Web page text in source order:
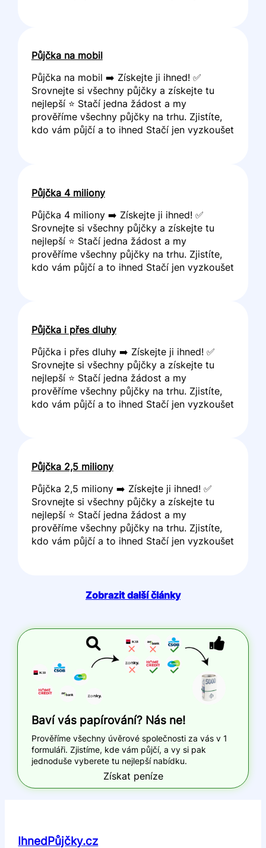
Půjčka na mobil
Půjčka na mobil ➡️ Získejte ji ihned! ✅
Srovnejte si všechny půjčky a získejte tu
nejlepší ⭐ Stačí jedna žádost a my
prověříme všechny půjčky na trhu. Zjistíte,
kdo vám půjčí a to ihned Stačí jen vyzkoušet
Půjčka 4 miliony
Půjčka 4 miliony ➡️ Získejte ji ihned! ✅
Srovnejte si všechny půjčky a získejte tu
nejlepší ⭐ Stačí jedna žádost a my
prověříme všechny půjčky na trhu. Zjistíte,
kdo vám půjčí a to ihned Stačí jen vyzkoušet
Půjčka i přes dluhy
Půjčka i přes dluhy ➡️ Získejte ji ihned! ✅
Srovnejte si všechny půjčky a získejte tu
nejlepší ⭐ Stačí jedna žádost a my
prověříme všechny půjčky na trhu. Zjistíte,
kdo vám půjčí a to ihned Stačí jen vyzkoušet
Půjčka 2,5 miliony
Půjčka 2,5 miliony ➡️ Získejte ji ihned! ✅
Srovnejte si všechny půjčky a získejte tu
nejlepší ⭐ Stačí jedna žádost a my
prověříme všechny půjčky na trhu. Zjistíte,
kdo vám půjčí a to ihned Stačí jen vyzkoušet
Zobrazit další články
Baví vás papírování? Nás ne!
Prověříme všechny úvěrové společnosti za vás v 1
formuláři. Zjistíme, kde vám půjčí, a vy si pak
jednoduše vyberete tu nejlepší nabídku.
Získat peníze
IhnedPůjčky.cz